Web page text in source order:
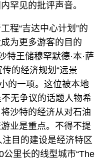
罕见的批评声音。
程“吉达中心计划”的
为更多游客的目的
特王储穆罕默德·本·萨
的经济规划“远景
的一项。这位被本地
无争议的话题人物希
沙特的经济从对石油
业是重点。不得不提
注目的建设是经济特区
公里长的线型城市“The